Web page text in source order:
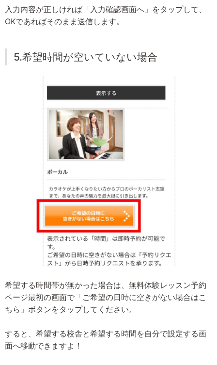
入力内容が正しければ「入力確認画面へ」をタップして、
OKであればそのまま送信します。
5.希望時間が空いていない場合
希望する時間帯が無かった場合は、無料体験レッスン予約
ページ最初の画面で「ご希望の日時に空きがない場合はこ
ちら」ボタンをタップしてください。
すると、希望する校舎と希望する時間を自分で設定する画
面へ移動できますよ！